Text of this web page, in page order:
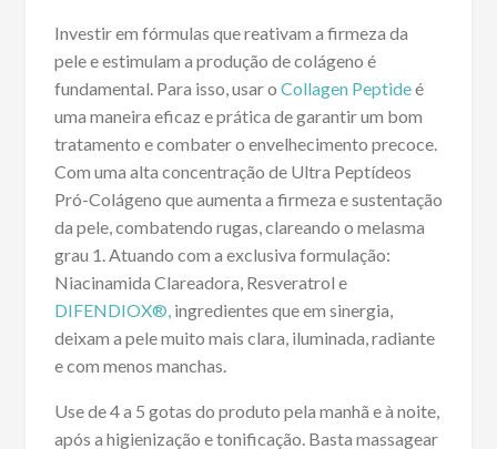
Investir em fórmulas que reativam a firmeza da
pele e estimulam a produção de colágeno é
fundamental. Para isso, usar o Collagen Peptideé
uma maneira eficaz e prática de garantir um bom
tratamento e combater o envelhecimento precoce.
Com uma alta concentração de Ultra Peptídeos
Pró-Colágeno que aumenta a firmeza e sustentação
da pele, combatendo rugas, clareando o melasma
grau 1. Atuando com a exclusiva formulação:
Niacinamida Clareadora, Resveratrol e
DIFENDIOX®,ingredientes que em sinergia,
deixam a pele muito mais clara, iluminada, radiante
e com menos manchas.
Use de 4 a 5 gotas do produto pela manhã e à noite,
após a higienização e tonificação. Basta massagear